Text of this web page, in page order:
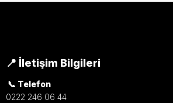
📍 İletişim Bilgileri
📞 Telefon
0222 246 06 44